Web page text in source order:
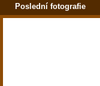
Poslední fotografie